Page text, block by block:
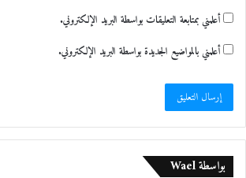
أعلمني بمتابعة التعليقات بواسطة البريد الإلكتروني.
أعلمني بالمواضيع الجديدة بواسطة البريد الإلكتروني.
بواسطة Wael